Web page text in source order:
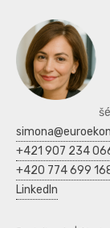
+421 907 234
+420 774 699
LinkedIn